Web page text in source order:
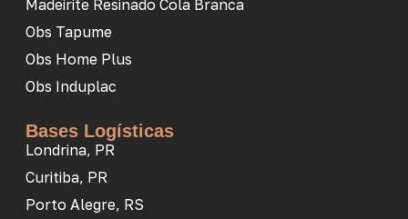
Madeirite Resinado Cola Branca
Obs Tapume
Obs Home Plus
Obs Induplac
Bases Logísticas
Londrina, PR
Curitiba, PR
Porto Alegre, RS